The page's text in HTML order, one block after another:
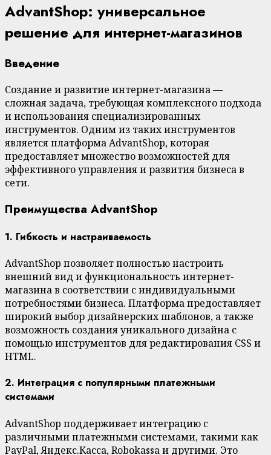
AdvantShop: универсальное
решение для интернет-магазинов
Введение
Создание и развитие интернет-магазина —
сложная задача, требующая комплексного подхода
и использования специализированных
инструментов. Одним из таких инструментов
является платформа AdvantShop, которая
предоставляет множество возможностей для
эффективного управления и развития бизнеса в
сети.
Преимущества AdvantShop
1. Гибкость и настраиваемость
AdvantShop позволяет полностью настроить
внешний вид и функциональность интернет-
магазина в соответствии с индивидуальными
потребностями бизнеса. Платформа предоставляет
широкий выбор дизайнерских шаблонов, а также
возможность создания уникального дизайна с
помощью инструментов для редактирования CSS и
HTML.
2. Интеграция с популярными платежными
системами
AdvantShop поддерживает интеграцию с
различными платежными системами, такими как
PayPal, Яндекс.Касса, Robokassa и другими. Это